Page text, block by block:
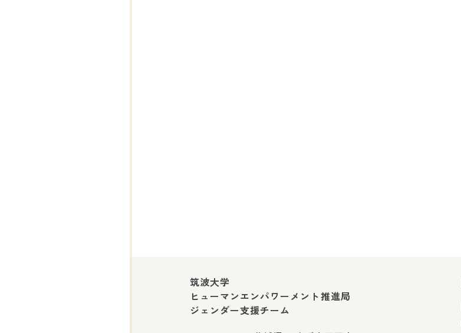
筑波大学
ヒューマンエンパワーメント推進局
ジェンダー支援チーム